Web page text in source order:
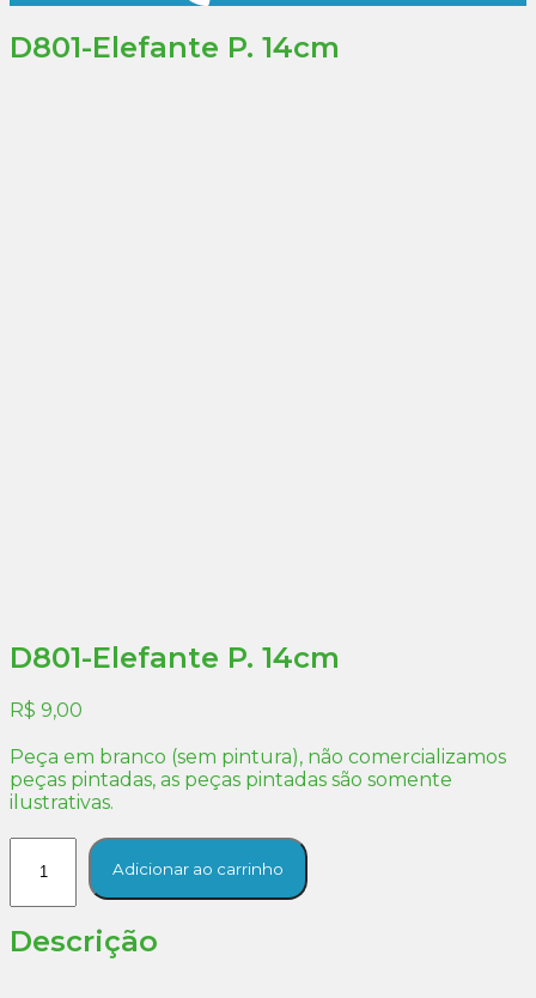
D801-Elefante P. 14cm
D801-Elefante P. 14cm
R$ 9,00
Peça em branco (sem pintura), não comercializamos
peças pintadas, as peças pintadas são somente
ilustrativas.
Elefante
quantidade
Adicionar ao carrinho
Descrição